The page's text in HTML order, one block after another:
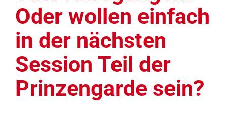
Oder wollen einfach
in der nächsten
Session Teil der
Prinzengarde sein?